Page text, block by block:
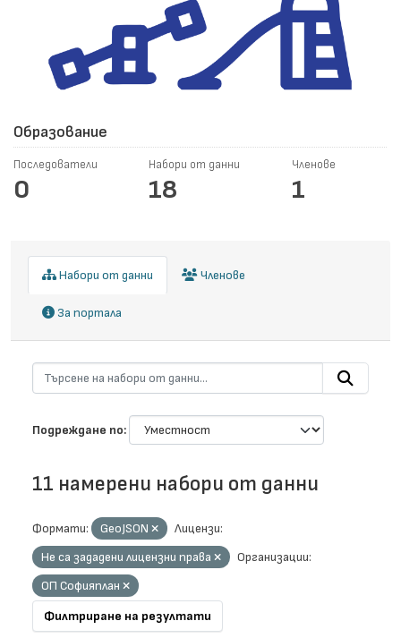
Образование
Последователи
0
Набори от данни
18
Членове
1
Набори от данни Членове
За портала
Подреждане по
11 намерени набори от данни
Формати: GeoJSON
Лицензи:
Не са зададени лицензни права
Организации:
ОП Софияплан
Филтриране на резултати